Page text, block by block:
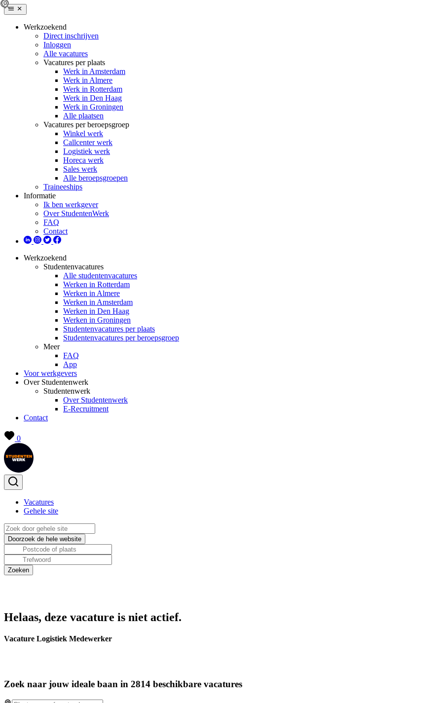
Werkzoekend
Direct inschrijven
Inloggen
Alle vacatures
Vacatures per plaats
Werk in Amsterdam
Werk in Almere
Werk in Rotterdam
Werk in Den Haag
Werk in Groningen
Alle plaatsen
Vacatures per beroepsgroep
Winkel werk
Callcenter werk
Logistiek werk
Horeca werk
Sales werk
Alle beroepsgroepen
Traineeships
Informatie
Ik ben werkgever
Over StudentenWerk
FAQ
Contact
Werkzoekend
Studentenvacatures
Alle studentenvacatures
Werken in Rotterdam
Werken in Almere
Werken in Amsterdam
Werken in Den Haag
Werken in Groningen
Studentenvacatures per plaats
Studentenvacatures per beroepsgroep
Meer
FAQ
App
Voor werkgevers
Over Studentenwerk
Studentenwerk
Over Studentenwerk
E-Recruitment
Contact
0
Vacatures
Gehele site
Helaas, deze vacature is niet actief.
Vacature Logistiek Medewerker
Zoek naar jouw ideale baan in 2814 beschikbare vacatures